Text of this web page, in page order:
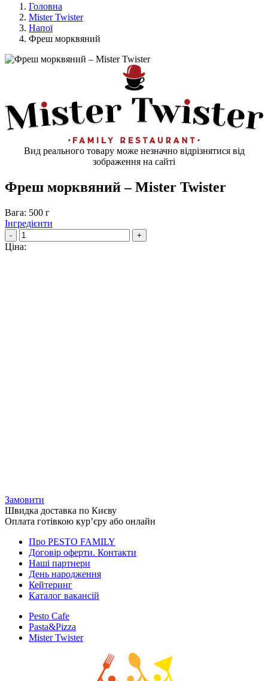
Головна
Mister Twister
Напої
Фреш морквяний
Вид реального товару може незначно відрізнятися від
зображення на сайті
Фреш морквяний – Mister Twister
Вага: 500 г
Інгредієнти
- +
Ціна:
Замовити
Швидка доставка по Києву
Оплата готівкою кур’єру або онлайн
Про PESTO FAMILY
Договір оферти. Контакти
Наші партнери
День народження
Кейтеринг
Каталог вакансій
Pesto Cafe
Pasta&Pizza
Mister Twister